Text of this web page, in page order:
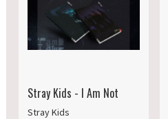
Stray Kids - I Am Not
Stray Kids